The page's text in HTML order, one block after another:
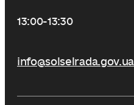
13:00-13:30
info@solselrada.gov.ua